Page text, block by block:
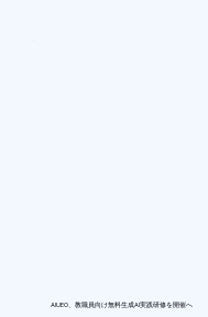
AIUEO、教職員向け無料生成AI実践研修を開催へ